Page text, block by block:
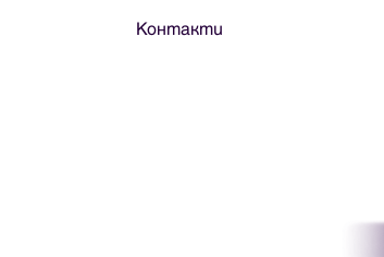
Контакти